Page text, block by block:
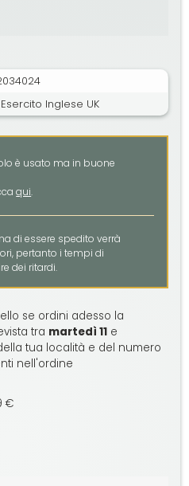
Inglese UK
è usato ma in buone
qui.
di essere spedito verrà
pertanto i tempi di
dei ritardi.
se ordini adesso la
tra martedì 11 e
tua località e del numero
nell'ordine
€